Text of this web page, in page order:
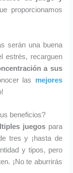
proporcionamos
serán una buena
estrés, recarguen
a sus
las mejores
beneficios?
juegospara
tres y ¡hasta de
y tipos, pero
¡No te aburrirás